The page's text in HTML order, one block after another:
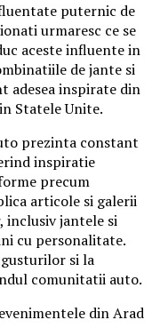
puternic de
urmaresc ce se
aceste influente in
de jante si
adesea inspirate din
Statele Unite.
prezinta constant
inspiratie
precum
articole si galerii
inclusiv jantele si
cu personalitate.
si la
comunitatii auto.
din Arad